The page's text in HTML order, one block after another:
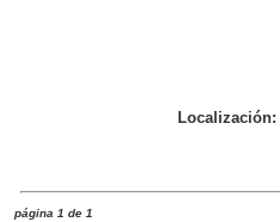
Localización:
página 1 de 1